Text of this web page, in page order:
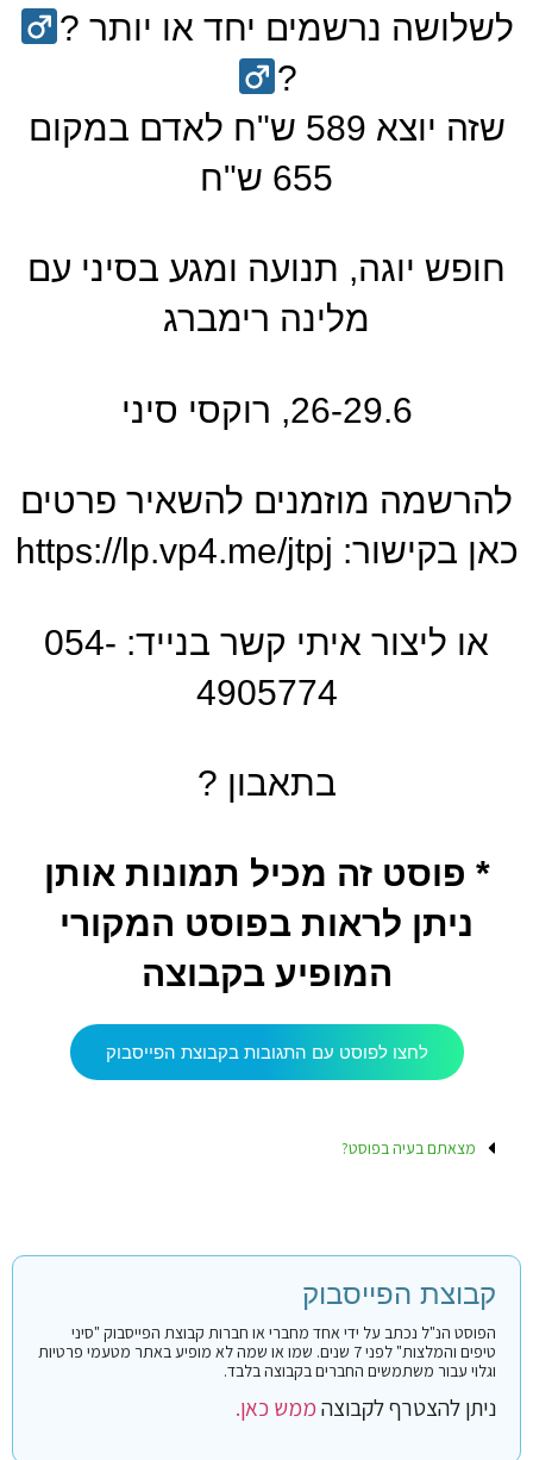
לשלושה נרשמים יחד או יותר ?‍
?‍
שזה יוצא 589 ש"ח לאדם במקום
655 ש"ח
חופש יוגה, תנועה ומגע בסיני עם
מלינה רימברג
26-29.6, רוקסי סיני
להרשמה מוזמנים להשאיר פרטים
כאן בקישור: https://lp.vp4.me/jtpj
או ליצור איתי קשר בנייד: 054-
4905774
בתאבון ?
* פוסט זה מכיל תמונות אותן
ניתן לראות בפוסט המקורי
המופיע בקבוצה
לחצו לפוסט עם התגובות בקבוצת הפייסבוק
מצאתם בעיה בפוסט?
קבוצת הפייסבוק
הפוסט הנ"ל נכתב על ידי אחד מחברי או חברות קבוצת הפייסבוק "סיני
טיפים והמלצות" לפני 7 שנים. שמו או שמה לא מופיע באתר מטעמי פרטיות
וגלוי עבור משתמשים החברים בקבוצה בלבד.
ניתן להצטרף לקבוצהממש כאן.